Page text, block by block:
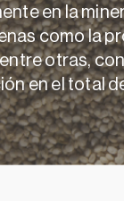
en la
como la
otras,
en el total